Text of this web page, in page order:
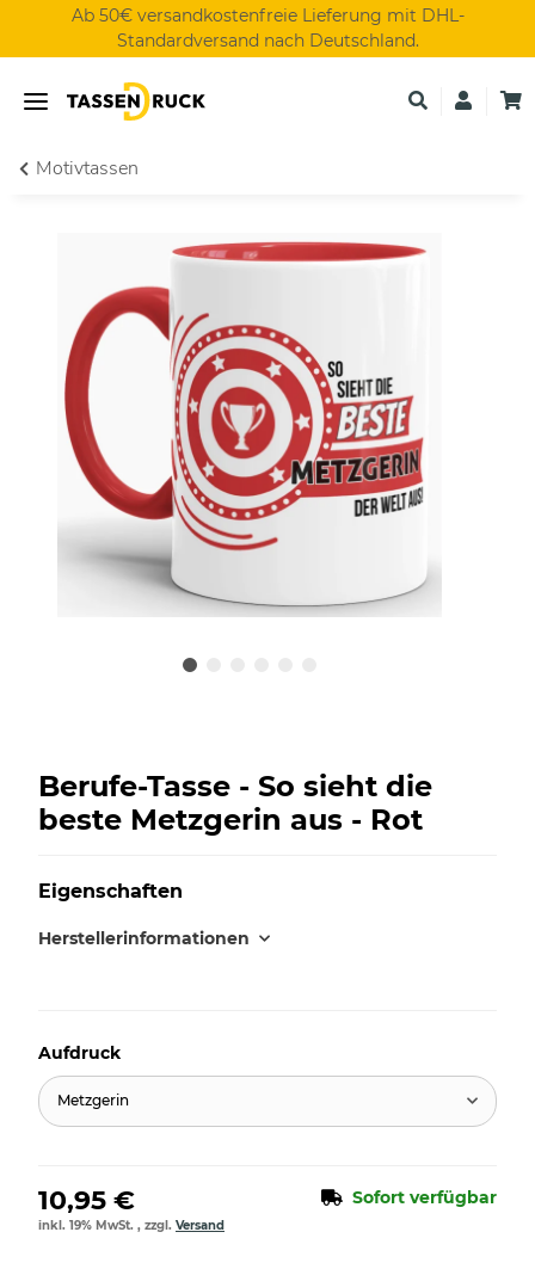
Ab 50€ versandkostenfreie Lieferung mit DHL-
Standardversand nach Deutschland.
Motivtassen
Berufe-Tasse - So sieht die
beste Metzgerin aus - Rot
Eigenschaften
Herstellerinformationen
Aufdruck
Metzgerin
10,95 € Sofort verfügbar
inkl. 19% MwSt. , zzgl. Versand